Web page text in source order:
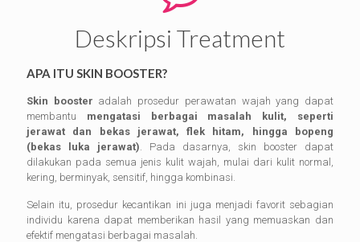
Deskripsi Treatment
APA ITU SKIN BOOSTER?
Skin booster adalah prosedur perawatan wajah yang dapat
membantu mengatasi berbagai masalah kulit, seperti
jerawat dan bekas jerawat, flek hitam, hingga bopeng
(bekas luka jerawat) . Pada dasarnya, skin booster dapat
dilakukan pada semua jenis kulit wajah, mulai dari kulit normal,
kering, berminyak, sensitif, hingga kombinasi.
Selain itu, prosedur kecantikan ini juga menjadi favorit sebagian
individu karena dapat memberikan hasil yang memuaskan dan
efektif mengatasi berbagai masalah.